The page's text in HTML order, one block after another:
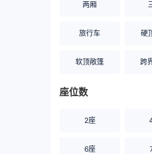
两厢
旅行车 硬
软顶敞篷 跨
座位数
2座
6座